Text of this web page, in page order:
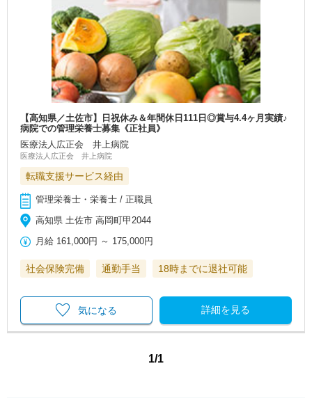
【高知県／土佐市】日祝休み＆年間休日111日◎賞与4.4ヶ月実績♪
病院での管理栄養士募集《正社員》
医療法人広正会 井上病院
医療法人広正会 井上病院
転職支援サービス経由
管理栄養士・栄養士 / 正職員
高知県 土佐市 高岡町甲2044
月給 161,000円 ～ 175,000円
社会保険完備 通勤手当 18時までに退社可能
詳細を見る
気になる
1/1